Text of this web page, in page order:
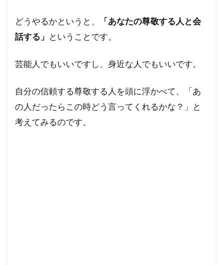
どうやるかというと、
「あなたの尊敬する人と会
話する」 ということです。
芸能人でもいいですし、身近な人でもいいです。
自分の信頼する尊敬する人を頭に浮かべて、「あ
の人だったらこの時どう言ってくれるかな？」と
考えてみるのです。